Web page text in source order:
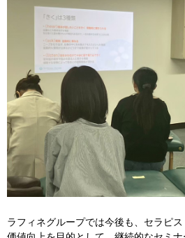
ラフィネグループでは今後も、セラピ